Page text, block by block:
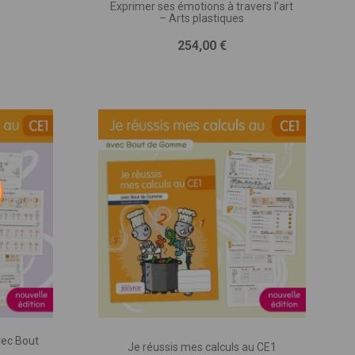
Exprimer ses émotions à travers l’art
– Arts plastiques
Prix
254,00 €
Bout
Je réussis mes calculs au CE1